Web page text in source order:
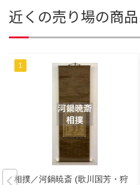
近くの売り場の商品
相撲／河鍋暁斎 (歌川国芳・狩